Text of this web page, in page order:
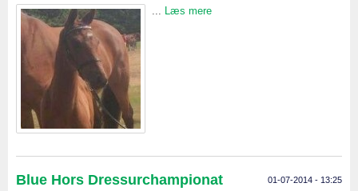
Læs mere
Blue Hors Dressurchampionat 01-07-2014 - 13:25